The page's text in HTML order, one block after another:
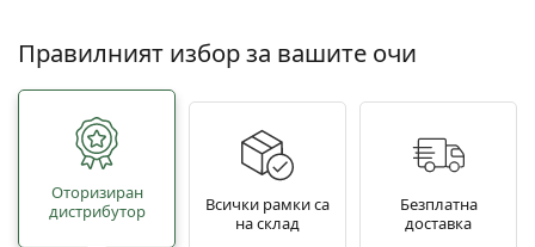
Правилният избор за вашите очи
Oторизиран
дистрибутор
Всички рамки са
на склад
Безплатна
доставка